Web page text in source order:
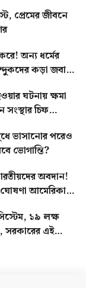
প্রেমের জীবনে
অন্য ধর্মের
কড়া জবাব
ঘটনায় ক্ষমা
চিফ
ভাসানোর পরেও
ভোগান্তি?
অবদান!
ঘোষণা আমেরিকার
১৯ লক্ষ
সরকারের এই